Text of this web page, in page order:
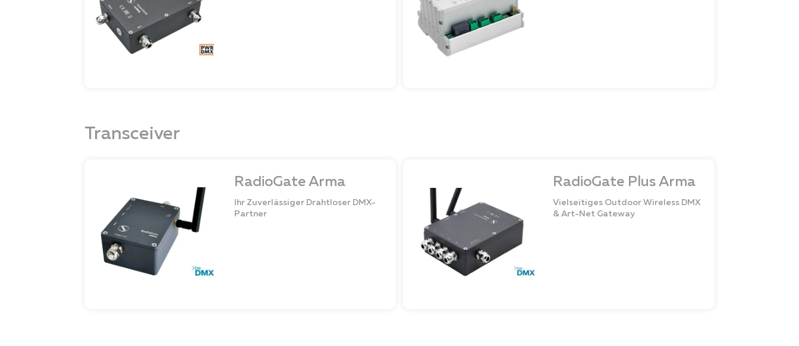
Transceiver
RadioGate Arma
Ihr Zuverlässiger Drahtloser DMX-
Partner
RadioGate Plus Arma
Vielseitiges Outdoor Wireless DMX
& Art-Net Gateway